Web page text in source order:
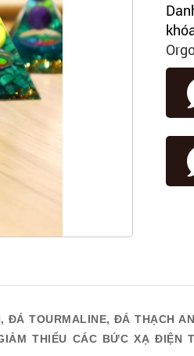
ĐÁ TOURMALINE, ĐÁ THẠCH
THIỂU CÁC BỨC XẠ ĐIỆN